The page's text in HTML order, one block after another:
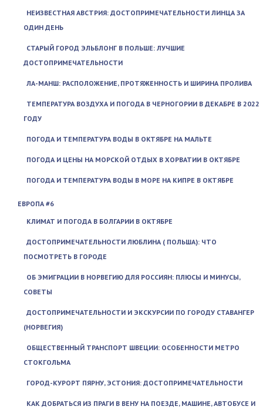
НЕИЗВЕСТНАЯ АВСТРИЯ: ДОСТОПРИМЕЧАТЕЛЬНОСТИ ЛИНЦА ЗА
ОДИН ДЕНЬ
СТАРЫЙ ГОРОД ЭЛЬБЛОНГ В ПОЛЬШЕ: ЛУЧШИЕ
ДОСТОПРИМЕЧАТЕЛЬНОСТИ
ЛА-МАНШ: РАСПОЛОЖЕНИЕ, ПРОТЯЖЕННОСТЬ И ШИРИНА ПРОЛИВА
ТЕМПЕРАТУРА ВОЗДУХА И ПОГОДА В ЧЕРНОГОРИИ В ДЕКАБРЕ В 2022
ГОДУ
ПОГОДА И ТЕМПЕРАТУРА ВОДЫ В ОКТЯБРЕ НА МАЛЬТЕ
ПОГОДА И ЦЕНЫ НА МОРСКОЙ ОТДЫХ В ХОРВАТИИ В ОКТЯБРЕ
ПОГОДА И ТЕМПЕРАТУРА ВОДЫ В МОРЕ НА КИПРЕ В ОКТЯБРЕ
ЕВРОПА #6
КЛИМАТ И ПОГОДА В БОЛГАРИИ В ОКТЯБРЕ
ДОСТОПРИМЕЧАТЕЛЬНОСТИ ЛЮБЛИНА ( ПОЛЬША): ЧТО
ПОСМОТРЕТЬ В ГОРОДЕ
ОБ ЭМИГРАЦИИ В НОРВЕГИЮ ДЛЯ РОССИЯН: ПЛЮСЫ И МИНУСЫ,
СОВЕТЫ
ДОСТОПРИМЕЧАТЕЛЬНОСТИ И ЭКСКУРСИИ ПО ГОРОДУ СТАВАНГЕР
(НОРВЕГИЯ)
ОБЩЕСТВЕННЫЙ ТРАНСПОРТ ШВЕЦИИ: ОСОБЕННОСТИ МЕТРО
СТОКГОЛЬМА
ГОРОД-КУРОРТ ПЯРНУ, ЭСТОНИЯ: ДОСТОПРИМЕЧАТЕЛЬНОСТИ
КАК ДОБРАТЬСЯ ИЗ ПРАГИ В ВЕНУ НА ПОЕЗДЕ, МАШИНЕ, АВТОБУСЕ И